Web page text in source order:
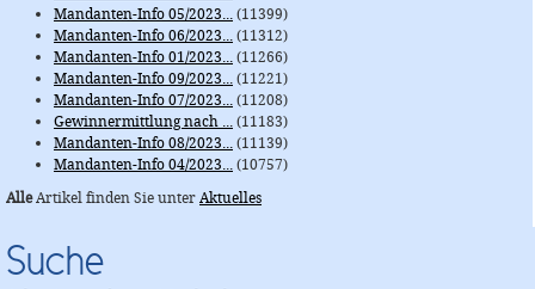
Mandanten-Info 05/2023...(11399)
Mandanten-Info 06/2023...(11312)
Mandanten-Info 01/2023...(11266)
Mandanten-Info 09/2023...(11221)
Mandanten-Info 07/2023...(11208)
Gewinnermittlung nach ...(11183)
Mandanten-Info 08/2023...(11139)
Mandanten-Info 04/2023...(10757)
AlleArtikel finden Sie unterAktuelles
Suche